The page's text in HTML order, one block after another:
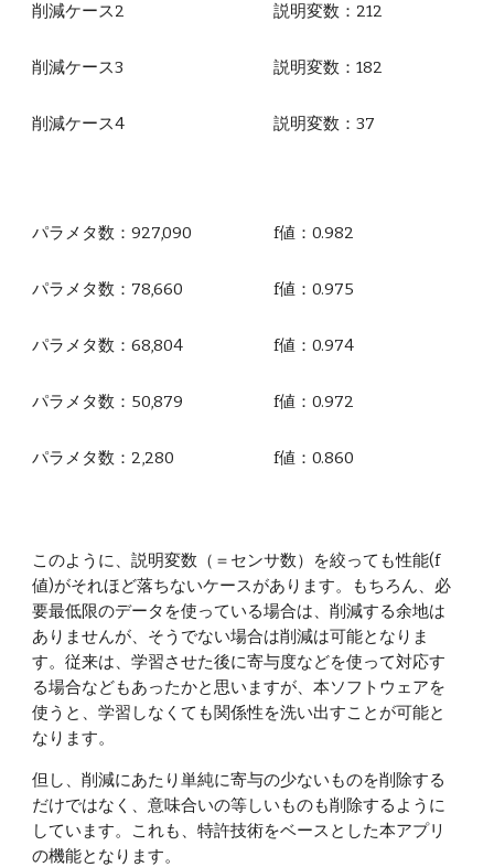
削減ケース2
削減ケース3
削減ケース4
説明変数： 212
説明変数：182
説明変数：37
パラメタ数：927,090
パラメタ数： 78,660
パラメタ数：68,804
パラメタ数： 50,879
パラメタ数： 2,280
f値 ：0.982
f値：0.975
f値：0.974
f値：0.972
f値：0.860
このように、説明変数（＝センサ数）を絞っても性能(f
値)がそれほど落ちないケースがあります。もちろん、必
要最低限のデータを使っている場合は、削減する余地は
ありませんが、そうでない場合は削減は可能となりま
す。従来は、学習させた後に寄与度などを使って対応す
る場合などもあったかと思いますが、本ソフトウェアを
使うと、学習しなくても関係性を洗い出すことが可能と
なります。
但し、削減にあたり単純に寄与の少ないものを削除する
だけではなく、意味合いの等しいものも削除するように
しています。これも、特許技術をベースとした本アプリ
の機能となります。